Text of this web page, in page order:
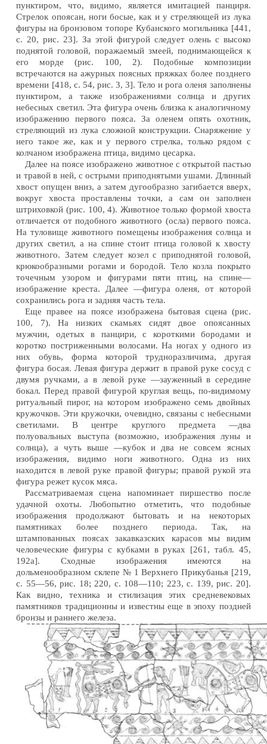
пунктиром, что, видимо, является имитацией панциря.
Стрелок опоясан, ноги босые, как и у стреляющей из лука
фигуры на бронзовом топоре Кубанского могильника [441,
с. 20, рис. 23]. За этой фигурой следует олень с высоко
поднятой головой, поражаемый змеей, поднимающейся к
его морде (рис. 100, 2). Подобные композиции
встречаются на ажурных поясных пряжках более позднего
времени [418, с. 54, рис. 3, 3]. Тело и рога оленя заполнены
пунктиром, а также изображениями солнца и других
небесных светил. Эта фигура очень близка к аналогичному
изображению первого пояса. За оленем опять охотник,
стреляющий из лука сложной конструкции. Снаряжение у
него такое же, как и у первого стрелка, только рядом с
колчаном изображена птица, видимо цесарка.
Далее на поясе изображено животное с открытой пастью
и травой в ней, с острыми приподнятыми ушами. Длинный
хвост опущен вниз, а затем дугообразно загибается вверх,
вокруг хвоста проставлены точки, а сам он заполнен
штриховкой (рис. 100, 4). Животное только формой хвоста
отличается от подобного животного (осла) первого пояса.
На туловище животного помещены изображения солнца и
других светил, а на спине стоит птица головой к хвосту
животного. Затем следует козел с приподнятой головой,
крюкообразными рогами и бородой. Тело козла покрыто
точечным узором и фигурами пяти птиц, на спине—
изображение креста. Далее —фигура оленя, от которой
сохранились рога и задняя часть тела.
Еще правее на поясе изображена бытовая сцена (рис.
100, 7). На низких скамьях сидят двое опоясанных
мужчин, одетых в панцири, с короткими бородами и
коротко постриженными волосами. На ногах у одного из
них обувь, форма которой трудноразличима, другая
фигура босая. Левая фигура держит в правой руке сосуд с
двумя ручками, а в левой руке —зауженный в середине
бокал. Перед правой фигурой круглая вещь, по-видимому
ритуальный пирог, на котором изображено семь двойных
кружочков. Эти кружочки, очевидно, связаны с небесными
светилами. В центре круглого предмета —два
полуовальных выступа (возможно, изображения луны и
солнца), а чуть выше —кубок и два не совсем ясных
изображения, видимо ноги животного. Одна из них
находится в левой руке правой фигуры; правой рукой эта
фигура режет кусок мяса.
Рассматриваемая сцена напоминает пиршество после
удачной охоты. Любопытно отметить, что подобные
изображения продолжают бытовать и на некоторых
памятниках более позднего периода. Так, на
штампованных поясах закавказских карасов мы видим
человеческие фигуры с кубками в руках [261, табл. 45,
192а]. Сходные изображения имеются на
дольменообразном склепе № 1 Верхнего Прикубанья [219,
с. 55—56, рис. 18; 220, с. 108—110; 223, с. 139, рис. 20].
Как видно, техника и стилизация этих средневековых
памятников традиционны и известны еще в эпоху поздней
бронзы и раннего железа.